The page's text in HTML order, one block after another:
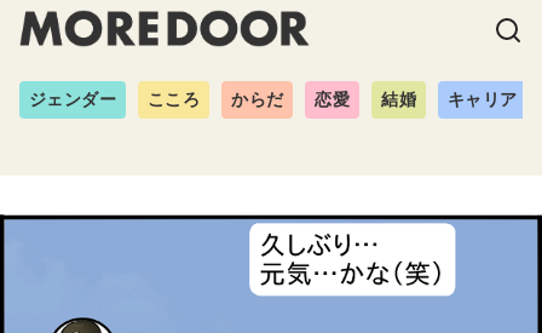
ジェンダー こころ からだ 恋愛 結婚 キャリア